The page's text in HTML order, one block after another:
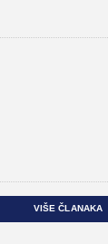
VIŠE ČLANAKA